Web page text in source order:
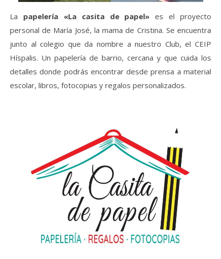
La papelería «La casita de papel» es el proyecto
personal de María José, la mama de Cristina. Se encuentra
junto al colegio que da nombre a nuestro Club, el CEIP
Híspalis. Un papelería de barrio, cercana y que cuida los
detalles donde podrás encontrar desde prensa a material
escolar, libros, fotocopias y regalos personalizados.